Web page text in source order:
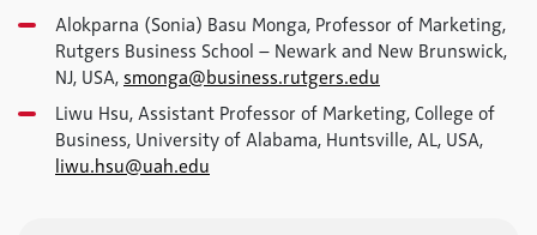
Alokparna (Sonia) Basu Monga, Professor of Marketing,
Rutgers Business School – Newark and New Brunswick,
NJ, USA, smonga@business.rutgers.edu
Liwu Hsu, Assistant Professor of Marketing, College of
Business, University of Alabama, Huntsville, AL, USA,
liwu.hsu@uah.edu